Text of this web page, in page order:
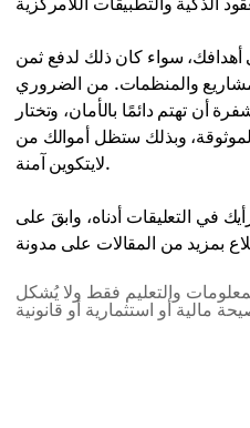
أهدافك، سواء كان ذلك لدفع ثمن
والمنظمات. من الضروري
أن تهتم دائمًا بالأمان، وتختار
وبذلك ستظل أموالك من
لايتكوين آمنة.
في التعليقات أدناه، وابقَ على
والتعليم فقط ولا يُشكل